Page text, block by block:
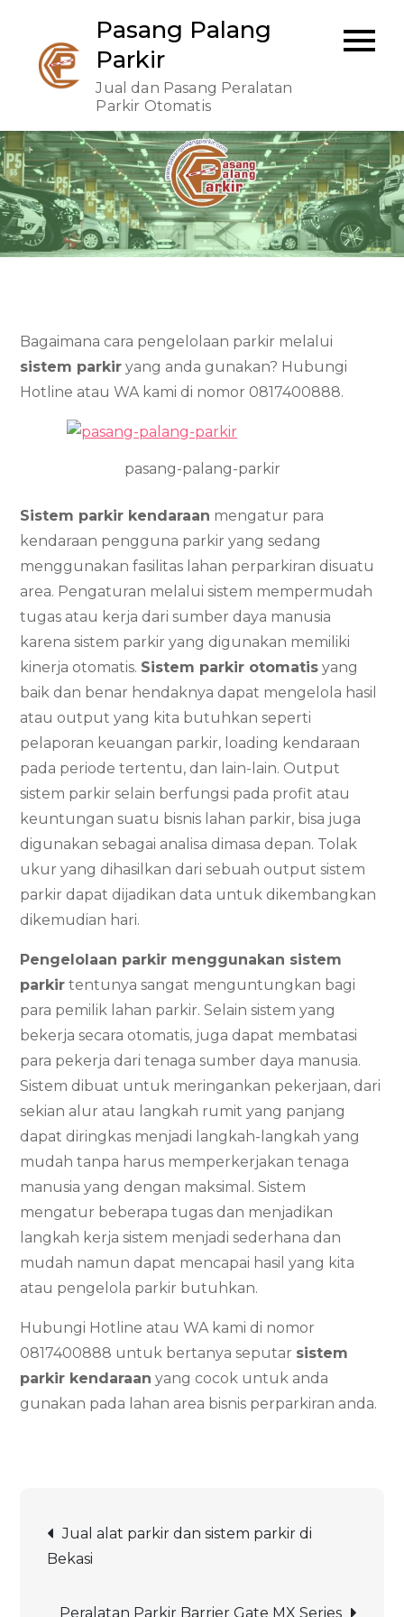
content
Pasang Palang
Parkir
Jual dan Pasang Peralatan
Parkir Otomatis
Bagaimana cara pengelolaan parkir melalui
sistem parkir yang anda gunakan? Hubungi
Hotline atau WA kami di nomor 0817400888.
pasang-palang-parkir
Sistem parkir kendaraan mengatur para
kendaraan pengguna parkir yang sedang
menggunakan fasilitas lahan perparkiran disuatu
area. Pengaturan melalui sistem mempermudah
tugas atau kerja dari sumber daya manusia
karena sistem parkir yang digunakan memiliki
kinerja otomatis. Sistem parkir otomatis yang
baik dan benar hendaknya dapat mengelola hasil
atau output yang kita butuhkan seperti
pelaporan keuangan parkir, loading kendaraan
pada periode tertentu, dan lain-lain. Output
sistem parkir selain berfungsi pada profit atau
keuntungan suatu bisnis lahan parkir, bisa juga
digunakan sebagai analisa dimasa depan. Tolak
ukur yang dihasilkan dari sebuah output sistem
parkir dapat dijadikan data untuk dikembangkan
dikemudian hari.
Pengelolaan parkir menggunakan sistem
parkir tentunya sangat menguntungkan bagi
para pemilik lahan parkir. Selain sistem yang
bekerja secara otomatis, juga dapat membatasi
para pekerja dari tenaga sumber daya manusia.
Sistem dibuat untuk meringankan pekerjaan, dari
sekian alur atau langkah rumit yang panjang
dapat diringkas menjadi langkah-langkah yang
mudah tanpa harus memperkerjakan tenaga
manusia yang dengan maksimal. Sistem
mengatur beberapa tugas dan menjadikan
langkah kerja sistem menjadi sederhana dan
mudah namun dapat mencapai hasil yang kita
atau pengelola parkir butuhkan.
Hubungi Hotline atau WA kami di nomor
0817400888 untuk bertanya seputar sistem
parkir kendaraan yang cocok untuk anda
gunakan pada lahan area bisnis perparkiran anda.
Post
navigation
Jual alat parkir dan sistem parkir di
Bekasi
Peralatan Parkir Barrier Gate MX Series